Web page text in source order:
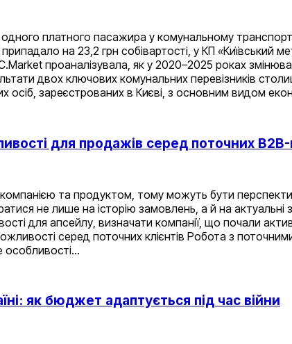
одного платного пасажира у комунальному
на 23,2 грн собівартості, у КП
проаналізувала, як у 2020–2025 роках
двох ключових комунальних перевізників
осіб, зареєстрованих в Києві, з основним видом
для продажів серед поточних B2B-
компанією та продуктом, тому можуть бути
не лише на історію замовлень, а й на актуальні
для апсейлу, визначати компанії, що почали
серед поточних клієнтів Робота з
особливості…
як бюджет адаптується під час війни